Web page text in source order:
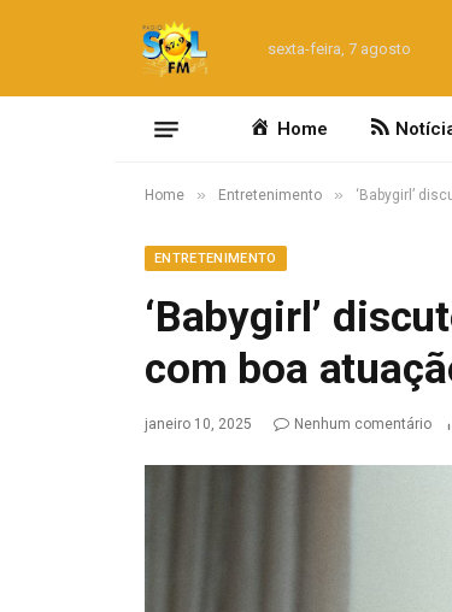
sexta-feira, 7 agosto
Home
Home » Entretenimento » ‘Babygirl’
ENTRETENIMENTO
‘Babygirl’
com boa
janeiro 10, 2025 Nenhum comentário